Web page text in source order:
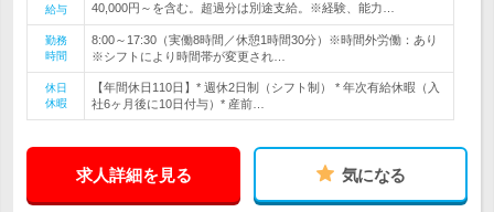
給与
40,000円～を含む。超過分は別途支給。※経験、能力…
勤務
時間
8:00～17:30（実働8時間／休憩1時間30分）※時間外労働：あり
※シフトにより時間帯が変更され…
休日
休暇
【年間休日110日】* 週休2日制（シフト制） * 年次有給休暇（入
社6ヶ月後に10日付与）* 産前…
求人詳細を見る 気になる